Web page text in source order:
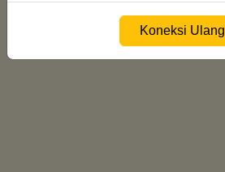
Koneksi Ulang